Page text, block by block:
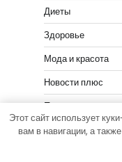
Диеты
Здоровье
Мода и красота
Новости плюс
Продукты питания
Путешествия
Этот сайт использует
вам в навигации, а